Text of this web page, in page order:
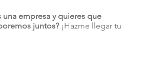
una empresa y quieres que
juntos? ¡Hazme llegar tu